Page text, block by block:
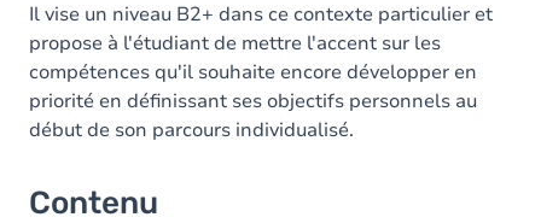
Il vise un niveau B2+ dans ce contexte particulier et
propose à l'étudiant de mettre l'accent sur les
compétences qu'il souhaite encore développer en
priorité en définissant ses objectifs personnels au
début de son parcours individualisé.
Contenu